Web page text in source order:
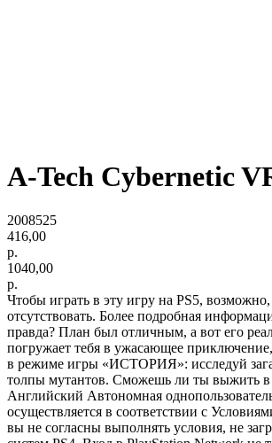
A-Tech Cybernetic
2008525
416,00
р.
1040,00
р.
Чтобы играть в эту игру на PS5,
отсутствовать. Более подробная
правда? План был отличным, а вот его
погружает тебя в ужасающее
в режиме игры «ИСТОРИЯ»: исследуй
толпы мутантов. Сможешь ли ты выжить в
Английский Автономная
осуществляется в соответствии с
вы не согласны выполнять условия, не